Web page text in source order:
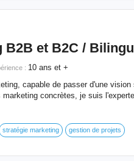
et B2C /
: 10 ans et +
capable de passer d'une vision
concrètes, je suis
stratégie marketing gestion de projets